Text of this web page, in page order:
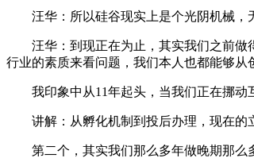
汪华：所以硅谷现实上是个光阴机械，无
汪华：到现正在为止，其实我们之前做得
行业的素质来看问题，我们本人也都能够从
我印象中从11年起头，当我们正在挪动互
讲解：从孵化机制到投后办理，现在的立
第二个，其实我们那么多年做晚期那么多